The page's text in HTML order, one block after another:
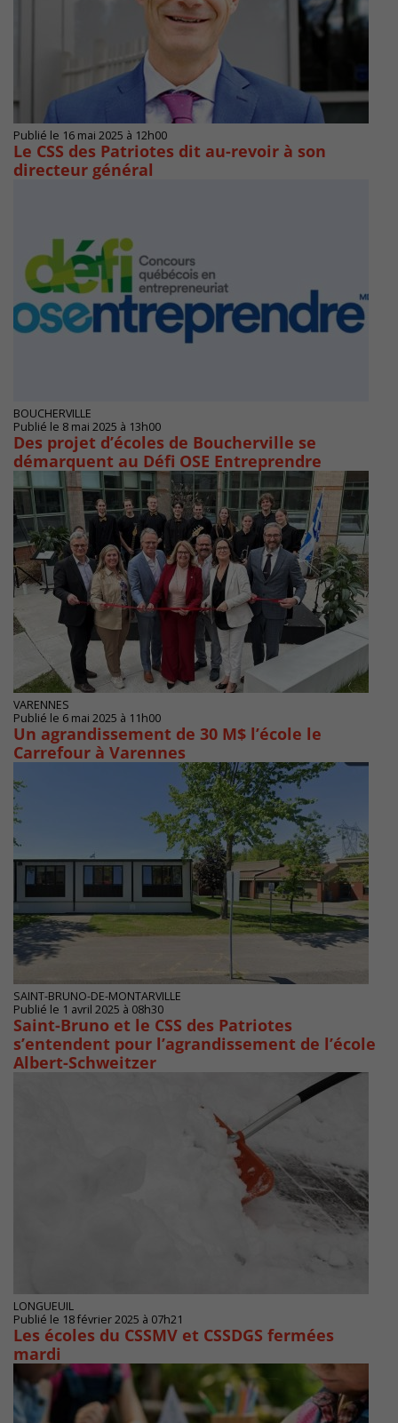
Publié le 16 mai 2025 à 12h00
Le CSS des Patriotes dit au-revoir à son
directeur général
BOUCHERVILLE
Publié le 8 mai 2025 à 13h00
Des projet d’écoles de Boucherville se
démarquent au Défi OSE Entreprendre
VARENNES
Publié le 6 mai 2025 à 11h00
Un agrandissement de 30 M$ l’école le
Carrefour à Varennes
SAINT-BRUNO-DE-MONTARVILLE
Publié le 1 avril 2025 à 08h30
Saint-Bruno et le CSS des Patriotes
s’entendent pour l’agrandissement de l’école
Albert-Schweitzer
LONGUEUIL
Publié le 18 février 2025 à 07h21
Les écoles du CSSMV et CSSDGS fermées
mardi